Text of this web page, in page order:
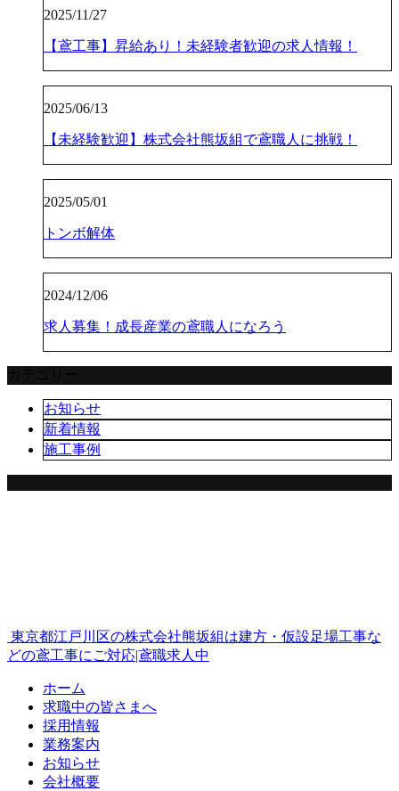
2025/11/27
【鳶工事】昇給あり！未経験者歓迎の求人情報！
2025/06/13
【未経験歓迎】株式会社熊坂組で鳶職人に挑戦！
2025/05/01
トンボ解体
2024/12/06
求人募集！成長産業の鳶職人になろう
お知らせ
新着情報
施工事例
東京都江戸川区の株式会社熊坂組は建方・仮設足場工事な
どの鳶工事にご対応|鳶職求人中
ホーム
求職中の皆さまへ
採用情報
業務案内
お知らせ
会社概要